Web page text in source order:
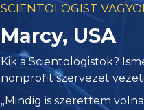
SCIENTOLOGIST
Marcy, USA
Kik a Scientologistok?
nonprofit szervezet
„Mindig is szerettem